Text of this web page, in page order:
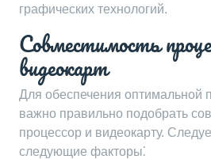
графических технологий.
Совместимость
видеокарт
Для обеспечения оптимальной
важно правильно подобрать
процессор и видеокарту.
следующие факторы⁚